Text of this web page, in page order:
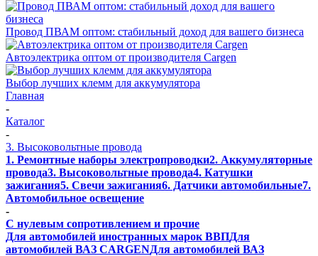
Провод ПВАМ оптом: стабильный доход для вашего бизнеса
Автоэлектрика оптом от производителя Cargen
Выбор лучших клемм для аккумулятора
Главная
-
Каталог
-
3. Высоковольтные провода
1. Ремонтные наборы электропроводки2. Аккумуляторные
провода3. Высоковольтные провода4. Катушки
зажигания5. Свечи зажигания6. Датчики автомобильные7.
Автомобильное освещение
-
С нулевым сопротивлением и прочие
Для автомобилей иностранных марок ВВПДля
автомобилей ВАЗ CARGENДля автомобилей ВАЗ